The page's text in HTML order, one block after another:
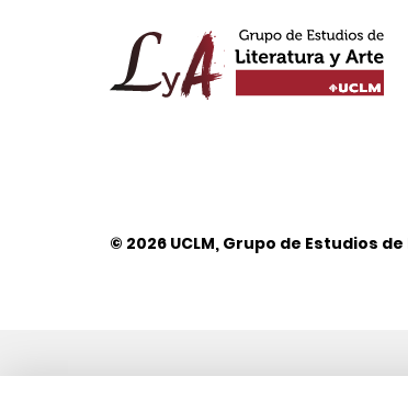
© 2026 UCLM, Grupo de Estudios